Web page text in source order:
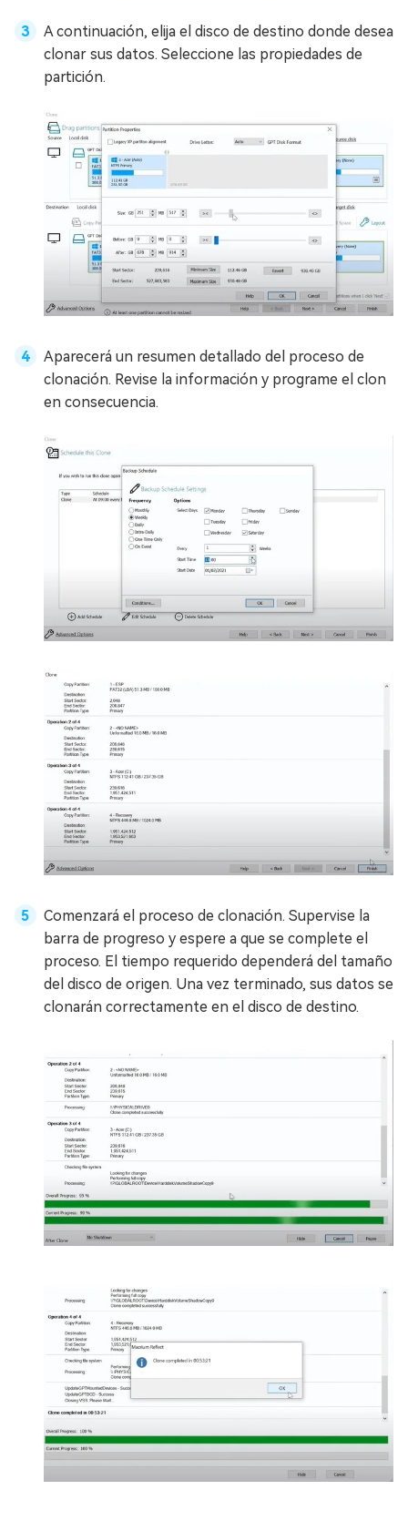
A continuación, elija el disco de destino donde desea
clonar sus datos. Seleccione las propiedades de
partición.
Aparecerá un resumen detallado del proceso de
clonación. Revise la información y programe el clon
en consecuencia.
Comenzará el proceso de clonación. Supervise la
barra de progreso y espere a que se complete el
proceso. El tiempo requerido dependerá del tamaño
del disco de origen. Una vez terminado, sus datos se
clonarán correctamente en el disco de destino.